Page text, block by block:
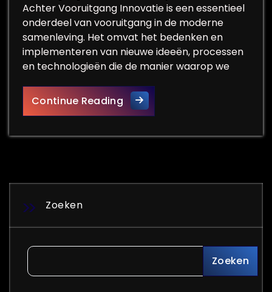
Achter Vooruitgang Innovatie is een essentieel
onderdeel van vooruitgang in de moderne
samenleving. Het omvat het bedenken en
implementeren van nieuwe ideeën, processen
en technologieën die de manier waarop we
Continue ReadingInnovaties: De Sleutel tot
Zoeken
Zoeken